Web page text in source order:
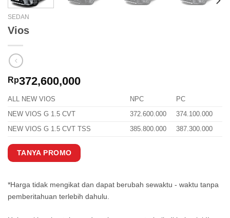
SEDAN
Vios
Rp372,600,000
ALL NEW VIOS NPC
PC
NEW VIOS G 1.5 CVT
372.600.000
374.100.000
NEW VIOS G 1.5 CVT TSS
385.800.000 387.300.000
TANYA PROMO
*Harga tidak mengikat dan dapat berubah sewaktu - waktu tanpa
pemberitahuan terlebih dahulu.